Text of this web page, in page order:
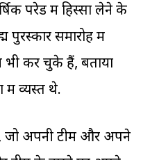
परेड में हिस्सा लेने के
पुरस्कार समारोह में
भी कर चुके हैं, बताया
में व्यस्त थे.
जो अपनी टीम और अपने